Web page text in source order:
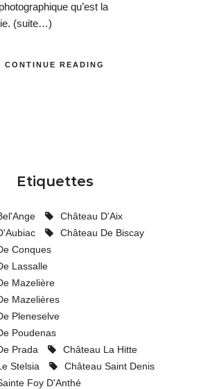
qu’est la
(suite…)
CONTINUE READING
Etiquettes
Château D'Aix
Château De Biscay
Conques
Lassalle
Mazelière
Mazelières
Pleneselve
Poudenas
Prada
Château La Hitte
Stelsia
Château Saint Denis
Foy D'Anthé